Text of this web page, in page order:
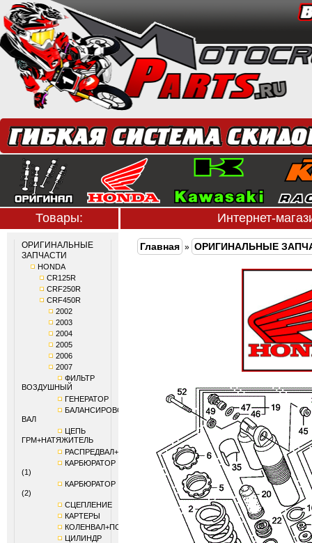
Товары: Интернет-
ОРИГИНАЛЬНЫЕ
ЗАПЧАСТИ
HONDA
CR125R
CRF250R
CRF450R
2002
2003
2004
2005
2006
2007
ФИЛЬТР
ВОЗДУШНЫЙ
ГЕНЕРАТОР
БАЛАНСИРОВОЧНЫЙ
ВАЛ
ЦЕПЬ
ГРМ+НАТЯЖИТЕЛЬ
РАСПРЕДВАЛ+КЛАПАНЫ
КАРБЮРАТОР
(1)
КАРБЮРАТОР
(2)
СЦЕПЛЕНИЕ
КАРТЕРЫ
КОЛЕНВАЛ+ПОРШЕНЬ
ЦИЛИНДР
Главная » ОРИГИНАЛЬНЫЕ